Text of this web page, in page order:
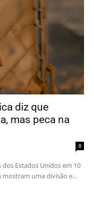
diz que
mas peca na
0
Estados Unidos em 10
mostram uma divisão e...